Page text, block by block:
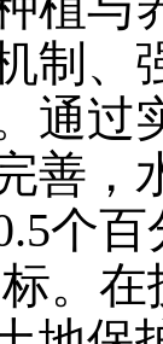
制、
通过
善，
个
。